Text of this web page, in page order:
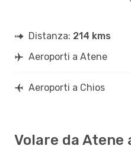
Distanza: 214 kms
Aeroporti a Atene
Aeroporti a Chios
Volare da Atene